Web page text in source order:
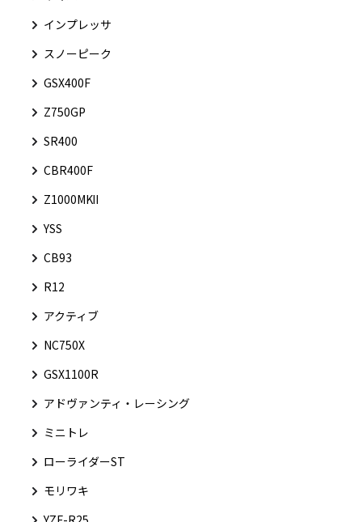
インプレッサ
スノーピーク
GSX400F
Z750GP
SR400
CBR400F
Z1000MKⅡ
YSS
CB93
R12
アクティブ
NC750X
GSX1100R
アドヴァンティ・レーシング
ミニトレ
ローライダーST
モリワキ